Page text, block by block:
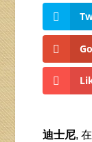
迪士尼,